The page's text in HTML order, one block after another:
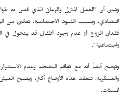
وتبين أن "العمل المنزلي والرعائي الذي قمن به
اقتصادي، وبسبب القيود الاجتماعية، تعانين من
فقدان الزوج أو عدم وجود أطفال قد يتحول في
واجتماعية".
وتوضح أيضاً أنه مع تفاقم التضخم وعدم الاستقرار
والعسكرية، تتعقد هذه الأوضاع أكثر، ويصبح
المسنّات.